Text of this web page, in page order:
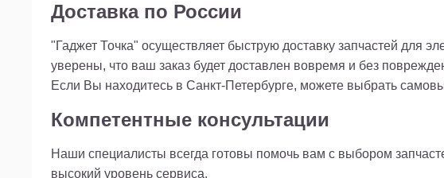
Доставка по России
"Гаджет Точка" осуществляет быструю доставку запчастей для
уверены, что ваш заказ будет доставлен вовремя и без
Если Вы находитесь в Санкт-Петербурге, можете выбрать
Компетентные консультации
Наши специалисты всегда готовы помочь вам с выбором
высокий уровень сервиса.